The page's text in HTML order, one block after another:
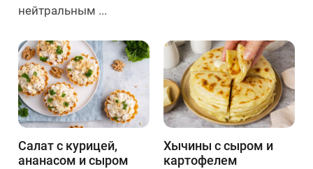
нейтральным ...
Салат с курицей,
ананасом и сыром
Хычины с сыром и
картофелем